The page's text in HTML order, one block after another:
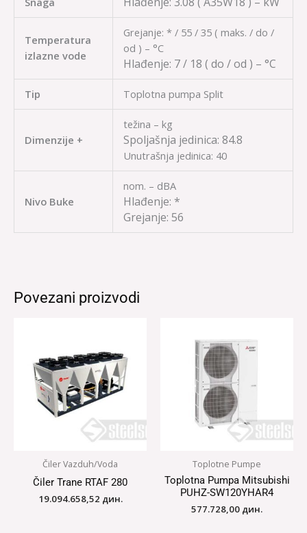
Temperatura
izlazne vode
Grejanje: * / 55 / 35 ( maks. / do /
od ) – °C
Hlađenje: 7 / 18 ( do / od ) – °C
Tip Toplotna pumpa Split
Dimenzije +
težina – kg
Spoljašnja jedinica: 84.8
Unutrašnja jedinica: 40
Nivo Buke
nom. – dBA
Hlađenje: *
Grejanje: 56
Povezani proizvodi
Čiler Vazduh/Voda
Čiler Trane RTAF 280
19.094.658,52 дин.
Toplotne Pumpe
Toplotna Pumpa Mitsubishi
PUHZ-SW120YHAR4
577.728,00 дин.